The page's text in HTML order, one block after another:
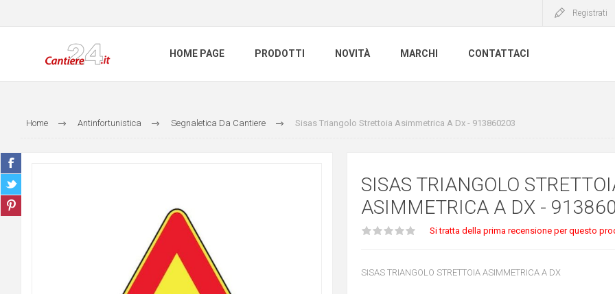
Registrati
HOME PAGE PRODOTTI NOVITÀ MARCHI CONTATTACI
Home Antinfortunistica Segnaletica Da Cantiere Sisas Triangolo Strettoia Asimmetrica A Dx - 913860203
SISAS TRIANGOLO
ASIMMETRICA A DX -
Si tratta della prima recensione per questo
SISAS TRIANGOLO STRETTOIA ASIMMETRICA A DX